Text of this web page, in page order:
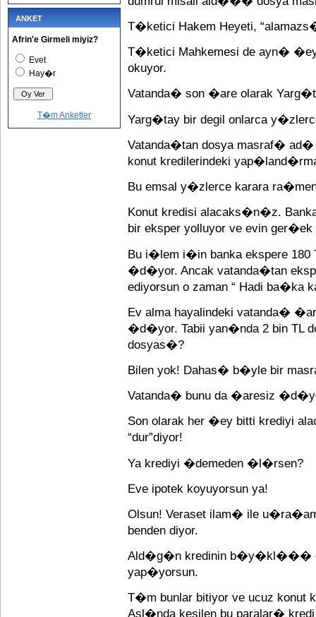
ANKET
Afrin'e Girmeli miyiz?
Evet
Hay�r
T�m Anketler
T�ketici Hakem Heyeti,
T�ketici Mahkemesi de ayn�
okuyor.
Vatanda� son �are olarak
Yarg�tay bir degil onlarca
Vatanda�tan dosya masraf�
konut kredilerindeki
Bu emsal y�zlerce karara
Konut kredisi alacaks�n�z.
bir eksper yolluyor ve evin
Bu i�lem i�in banka ekspere
�d�yor. Ancak vatanda�tan
ediyorsun o zaman “ Hadi ba�ka
Ev alma hayalindeki vatanda�
�d�yor. Tabii yan�nda 2 bin TL
dosyas�?
Bilen yok! Dahas� b�yle bir
Vatanda� bunu da �aresiz
Son olarak her �ey bitti krediyi
“dur”diyor!
Ya krediyi �demeden �l�rsen?
Eve ipotek koyuyorsun ya!
Olsun! Veraset ilam� ile
benden diyor.
Ald�g�n kredinin b�y�kl���
yap�yorsun.
T�m bunlar bitiyor ve ucuz
Asl�nda kesilen bu paralar�